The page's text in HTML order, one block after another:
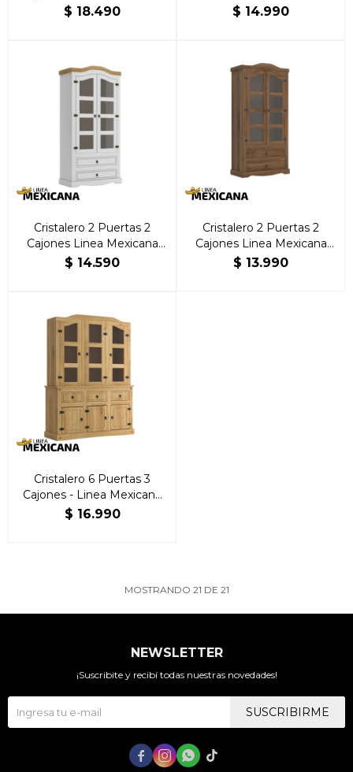
Blanco
$ 18.490 $ 14.990
Cristalero 2 Puertas 2
Cajones Linea Mexicana
Blanco
$ 14.590
Cristalero 2 Puertas 2
Cajones Linea Mexicana
Nogal
$ 13.990
Cristalero 6 Puertas 3
Cajones - Linea Mexicana
Natural
$ 16.990
MOSTRANDO 21 DE 21
NEWSLETTER
¡Suscribite y recibí todas nuestras novedades!
SUSCRIBIRME
   